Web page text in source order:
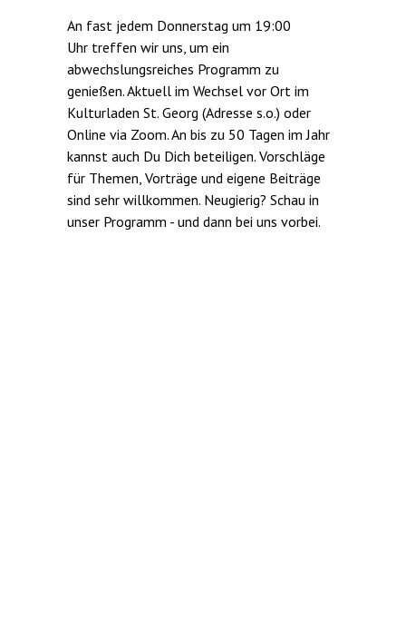
An fast jedem Donnerstag um 19:00
Uhr treffen wir uns, um ein
abwechslungsreiches Programm zu
genießen. Aktuell im Wechsel vor Ort im
Kulturladen St. Georg (Adresse s.o.) oder
Online via Zoom. An bis zu 50 Tagen im Jahr
kannst auch Du Dich beteiligen. Vorschläge
für Themen, Vorträge und eigene Beiträge
sind sehr willkommen. Neugierig? Schau in
unser Programm - und dann bei uns vorbei.